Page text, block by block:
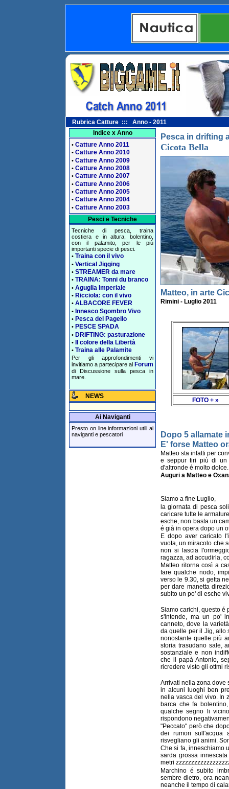
Rubrica Catture ::: Anno - 2011
Indice x Anno
• Catture Anno 2011
• Catture Anno 2010
• Catture Anno 2009
• Catture Anno 2008
• Catture Anno 2007
• Catture Anno 2006
• Catture Anno 2005
• Catture Anno 2004
• Catture Anno 2003
Pesci e Tecniche
Tecniche di pesca, traina
costiera e in altura, bolentino,
con il palamito, per le più
importanti specie di pesci.
• Traina con il vivo
• Vertical Jigging
• STREAMER da mare
• TRAINA: Tonni du branco
• Aguglia Imperiale
• Ricciola: con il vivo
• ALBACORE FEVER
• Innesco Sgombro Vivo
• Pesca del Pagello
• PESCE SPADA
• DRIFTING: pasturazione
• Il colore della Libertà
• Traina alle Palamite
Per gli approfondimenti vi
invitiamo a partecipare al Forum
di Discussione sulla pesca in
mare.
NEWS
Ai Naviganti
Presto on line informazioni utili ai
naviganti e pescatori
Pesca in drifting
Cicota Bella
Matteo, in arte
Rimini - Luglio 2011
FOTO + »
Dopo 5 allamate
E' forse Matteo
Matteo sta infatti per
e seppur tiri più di
d'altronde é molto dolce.
Auguri a Matteo e
Siamo a fine Luglio,
la giornata di pesca
caricare tutte le
esche, non basta un
é già in opera dopo un
E dopo aver caricato
vuota, un miracolo che
non si lascia
ragazza, ad accudirla,
Matteo ritorna così a
fare qualche nodo,
verso le 9.30, si getta
per dare manetta
subito un po' di esche
Siamo carichi, questo é
s'intende, ma un po'
canneto, dove la
da quelle per il Jig, allo
nonostante quelle più
storia trasudano sale,
sostanziale e non
che il papà Antonio,
ricredere visto gli ottmi
Arrivati nella zona dove
in alcuni luoghi ben
nella vasca del vivo. In
barca che fa
qualche segno li
rispondono
"Peccato" però che
dei rumori sull'acqua
risvegliano gli animi.
Che si fa, inneschiamo
sarda grossa
metri
Marchino é subito
sembre dietro, ora
neanche il tempo di